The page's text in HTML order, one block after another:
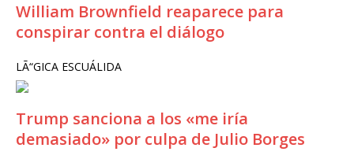
William Brownfield reaparece para
conspirar contra el diálogo
LÃ“GICA ESCUÁLIDA
Trump sanciona a los «me iría
demasiado» por culpa de Julio Borges